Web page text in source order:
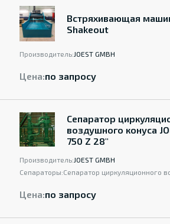
Встряхивающая
Shakeout
Производитель:JOEST GMBH
Цена:по запросу
Сепаратор
воздушного конуса
750 Z 28"
Производитель:JOEST GMBH
Сепараторы:Сепаратор циркуляционного
Цена:по запросу